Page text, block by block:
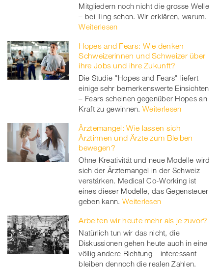
Mitgliedern noch nicht die grosse Welle
– bei Ting schon. Wir erklären, warum.
Weiterlesen
Hopes and Fears: Wie denken
Schweizerinnen und Schweizer über
ihre Jobs und ihre Zukunft?
Die Studie "Hopes and Fears" liefert
einige sehr bemerkenswerte Einsichten
– Fears scheinen gegenüber Hopes an
Kraft zu gewinnen. Weiterlesen
Ärztemangel: Wie lassen sich
Ärztinnen und Ärzte zum Bleiben
bewegen?
Ohne Kreativität und neue Modelle wird
sich der Ärztemangel in der Schweiz
verstärken. Medical Co-Working ist
eines dieser Modelle, das Gegensteuer
geben kann. Weiterlesen
Arbeiten wir heute mehr als je zuvor?
Natürlich tun wir das nicht, die
Diskussionen gehen heute auch in eine
völlig andere Richtung – interessant
bleiben dennoch die realen Zahlen.